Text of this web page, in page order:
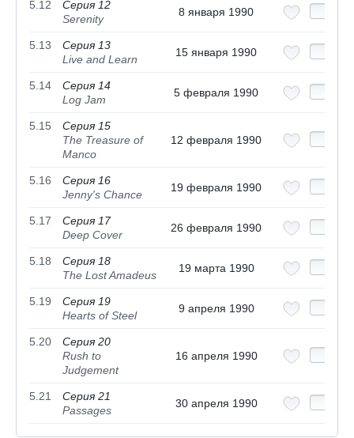
5.12
Серия 12
Serenity
8 января 1990
5.13
Серия 13
Live and Learn
15 января 1990
5.14
Серия 14
Log Jam
5 февраля 1990
5.15
Серия 15
The Treasure of
Manco
12 февраля 1990
5.16
Серия 16
Jenny's Chance
19 февраля 1990
5.17
Серия 17
Deep Cover
26 февраля 1990
5.18
Серия 18
The Lost Amadeus
19 марта 1990
5.19
Серия 19
Hearts of Steel
9 апреля 1990
5.20
Серия 20
Rush to
Judgement
16 апреля 1990
5.21
Серия 21
Passages
30 апреля 1990